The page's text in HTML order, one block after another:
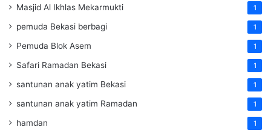
Masjid Al Ikhlas Mekarmukti 1
pemuda Bekasi berbagi 1
Pemuda Blok Asem 1
Safari Ramadan Bekasi 1
santunan anak yatim Bekasi 1
santunan anak yatim Ramadan 1
hamdan 1